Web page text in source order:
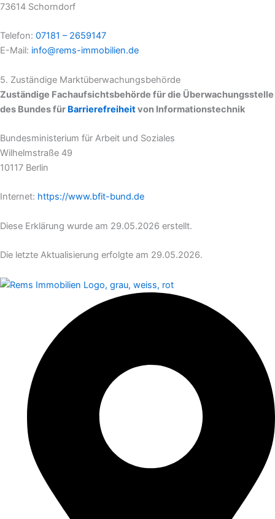
73614 Schorndorf
Telefon: 07181 – 2659147
E-Mail: info@rems-immobilien.de
5. Zuständige Marktüberwachungsbehörde
Zuständige Fachaufsichtsbehörde für die Überwachungsstelle
des Bundes für Barrierefreiheit von Informationstechnik
Bundesministerium für Arbeit und Soziales
Wilhelmstraße 49
10117 Berlin
Internet: https://www.bfit-bund.de
Diese Erklärung wurde am 29.05.2026 erstellt.
Die letzte Aktualisierung erfolgte am 29.05.2026.